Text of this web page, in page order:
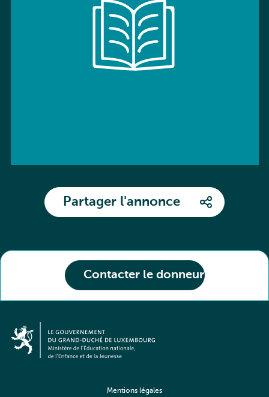
Contacter le donneur
Partager l'annonce
Mentions légales